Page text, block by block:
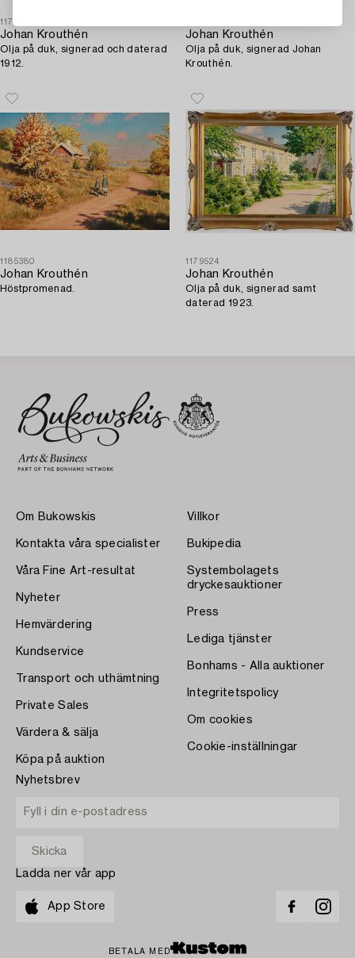
1175198
Johan Krouthén
Olja på duk, signerad och daterad
1912.
Johan Krouthén
Olja på duk, signerad Johan
Krouthén.
1185380
Johan Krouthén
Höstpromenad.
1179524
Johan Krouthén
Olja på duk, signerad samt
daterad 1923.
Om Bukowskis
Kontakta våra specialister
Våra Fine Art-resultat
Nyheter
Hemvärdering
Kundservice
Transport och uthämtning
Private Sales
Värdera & sälja
Köpa på auktion
Villkor
Bukipedia
Systembolagets
dryckesauktioner
Press
Lediga tjänster
Bonhams - Alla auktioner
Integritetspolicy
Om cookies
Cookie-inställningar
Nyhetsbrev
Ladda ner vår app
App Store
BETALA MED